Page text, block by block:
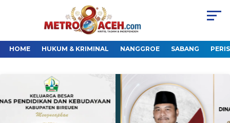
HOME HUKUM & KRIMINAL NANGGROE SABANG